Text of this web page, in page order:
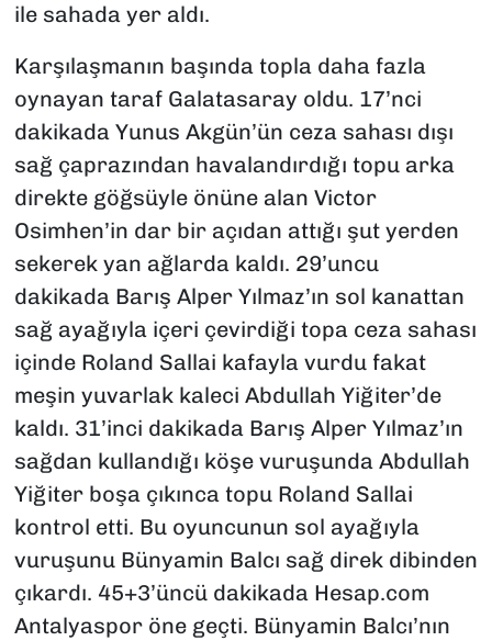
ile sahada yer aldı.
Karşılaşmanın başında topla daha fazla
oynayan taraf Galatasaray oldu. 17’nci
dakikada Yunus Akgün’ün ceza sahası dışı
sağ çaprazından havalandırdığı topu arka
direkte göğsüyle önüne alan Victor
Osimhen’in dar bir açıdan attığı şut yerden
sekerek yan ağlarda kaldı. 29’uncu
dakikada Barış Alper Yılmaz’ın sol kanattan
sağ ayağıyla içeri çevirdiği topa ceza sahası
içinde Roland Sallai kafayla vurdu fakat
meşin yuvarlak kaleci Abdullah Yiğiter’de
kaldı. 31’inci dakikada Barış Alper Yılmaz’ın
sağdan kullandığı köşe vuruşunda Abdullah
Yiğiter boşa çıkınca topu Roland Sallai
kontrol etti. Bu oyuncunun sol ayağıyla
vuruşunu Bünyamin Balcı sağ direk dibinden
çıkardı. 45+3’üncü dakikada Hesap.com
Antalyaspor öne geçti. Bünyamin Balcı’nın